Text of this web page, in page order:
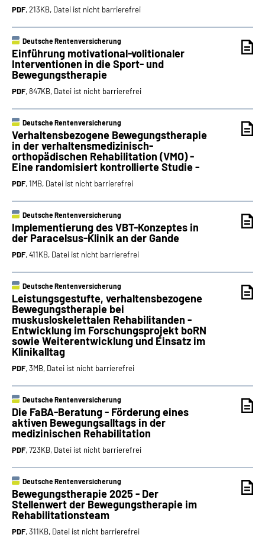
PDF, 213KB, Datei ist nicht barrierefrei
Deutsche Rentenversicherung
Einführung motivational-volitionaler
Interventionen in die Sport- und
Bewegungstherapie
PDF, 847KB, Datei ist nicht barrierefrei
Deutsche Rentenversicherung
Verhaltensbezogene Bewegungstherapie
in der verhaltensmedizinisch-
orthopädischen Rehabilitation (VMO) -
Eine randomisiert kontrollierte Studie -
PDF, 1MB, Datei ist nicht barrierefrei
Deutsche Rentenversicherung
Implementierung des VBT-Konzeptes in
der Paracelsus-Klinik an der Gande
PDF, 411KB, Datei ist nicht barrierefrei
Deutsche Rentenversicherung
Leistungsgestufte, verhaltensbezogene
Bewegungstherapie bei
muskusloskelettalen Rehabilitanden -
Entwicklung im Forschungsprojekt boRN
sowie Weiterentwicklung und Einsatz im
Klinikalltag
PDF, 3MB, Datei ist nicht barrierefrei
Deutsche Rentenversicherung
Die FaBA-Beratung - Förderung eines
aktiven Bewegungsalltags in der
medizinischen Rehabilitation
PDF, 723KB, Datei ist nicht barrierefrei
Deutsche Rentenversicherung
Bewegungstherapie 2025 - Der
Stellenwert der Bewegungstherapie im
Rehabilitationsteam
PDF, 311KB, Datei ist nicht barrierefrei